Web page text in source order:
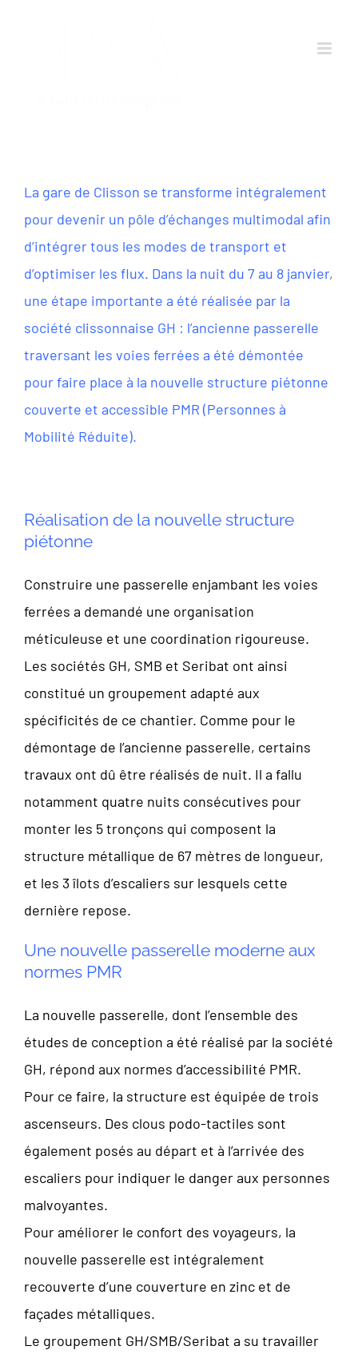
La gare de Clisson se transforme intégralement
pour devenir un pôle d’échanges multimodal afin
d’intégrer tous les modes de transport et
d’optimiser les flux. Dans la nuit du 7 au 8 janvier,
une étape importante a été réalisée par la
société clissonnaise GH : l’ancienne passerelle
traversant les voies ferrées a été démontée
pour faire place à la nouvelle structure piétonne
couverte et accessible PMR (Personnes à
Mobilité Réduite).
Réalisation de la nouvelle structure
piétonne
Construire une passerelle enjambant les voies
ferrées a demandé une organisation
méticuleuse et une coordination rigoureuse.
Les sociétés GH, SMB et Seribat ont ainsi
constitué un groupement adapté aux
spécificités de ce chantier. Comme pour le
démontage de l’ancienne passerelle, certains
travaux ont dû être réalisés de nuit. Il a fallu
notamment quatre nuits consécutives pour
monter les 5 tronçons qui composent la
structure métallique de 67 mètres de longueur,
et les 3 îlots d’escaliers sur lesquels cette
dernière repose.
Une nouvelle passerelle moderne aux
normes PMR
La nouvelle passerelle, dont l’ensemble des
études de conception a été réalisé par la société
GH, répond aux normes d’accessibilité PMR.
Pour ce faire, la structure est équipée de trois
ascenseurs. Des clous podo-tactiles sont
également posés au départ et à l’arrivée des
escaliers pour indiquer le danger aux personnes
malvoyantes.
Pour améliorer le confort des voyageurs, la
nouvelle passerelle est intégralement
recouverte d’une couverture en zinc et de
façades métalliques.
Le groupement GH/SMB/Seribat a su travailler